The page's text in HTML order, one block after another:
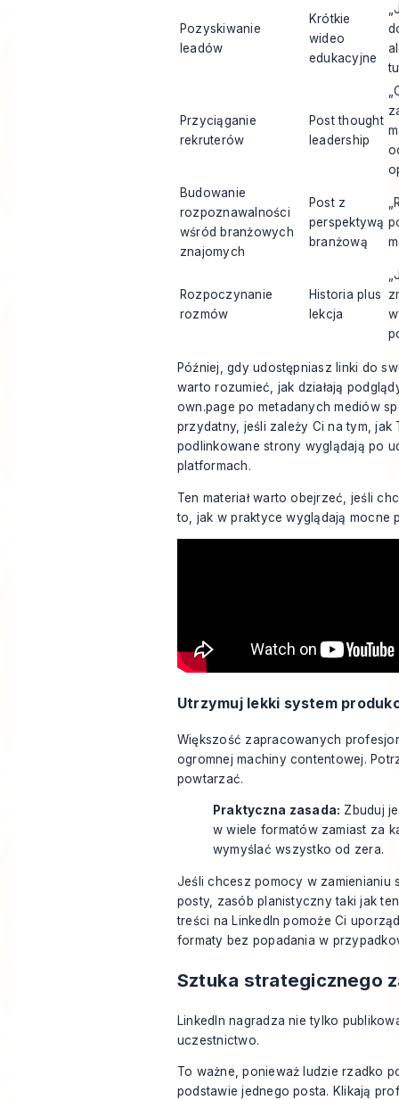
Pozyskiwanie
leadów
Krótkie
wideo
edukacyjne
Przyciąganie
rekruterów
Post thought
leadership
Budowanie
rozpoznawalności
wśród branżowych
znajomych
Post z
perspektywą
branżową
Rozpoczynanie
rozmów
Historia plus
lekcja
Później, gdy udostępniasz linki do
warto rozumieć, jak działają
own.page po metadanych mediów
przydatny, jeśli zależy Ci na tym, jak
podlinkowane strony wyglądają po
platformach.
Ten materiał warto obejrzeć, jeśli
to, jak w praktyce wyglądają mocne
Utrzymuj lekki system
Większość zapracowanych
ogromnej machiny contentowej.
powtarzać.
Praktyczna zasada: Zbuduj
w wiele formatów zamiast za
wymyślać wszystko od zera.
Jeśli chcesz pomocy w zamienianiu
posty, zasób planistyczny taki jak
treści na LinkedIn pomoże Ci
formaty bez popadania w
Sztuka strategicznego
LinkedIn nagradza nie tylko
uczestnictwo.
To ważne, ponieważ ludzie rzadko
podstawie jednego posta. Klikają